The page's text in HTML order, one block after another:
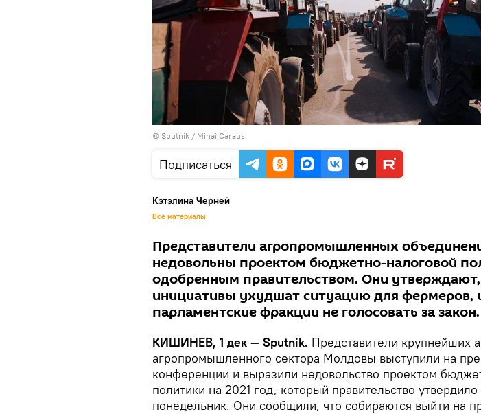
© Sputnik / Mihai Caraus
Подписаться
Кэтэлина Черней
Все материалы
Представители агропромышленных
недовольны проектом бюджетно-налоговой
одобренным правительством. Они утверждают,
инициативы ухудшат ситуацию для фермеров,
парламентские фракции не голосовать за закон.
КИШИНЕВ, 1 дек — Sputnik. Представители крупнейших
агропромышленного сектора Молдовы выступили на
конференции и выразили недовольство проектом
политики на 2021 год, который правительство утвердило
понедельник. Они сообщили, что собираются выйти на